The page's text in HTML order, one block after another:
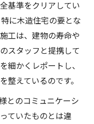
基準をクリアしてい
に木造住宅の要とな
工は、建物の寿命や
スタッフと提携して
細かくレポートし、
整えているのです。
とのコミュニケーシ
ていたものとは違